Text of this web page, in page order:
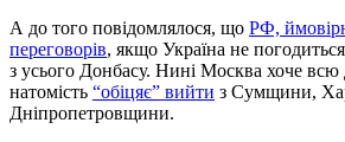
А до того повідомлялося, що РФ,
переговорів, якщо Україна не
з усього Донбасу. Нині Москва хоче
натомість “обіцяє” вийти з Сумщини,
Дніпропетровщини.